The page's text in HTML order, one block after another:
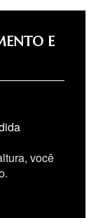
E
você